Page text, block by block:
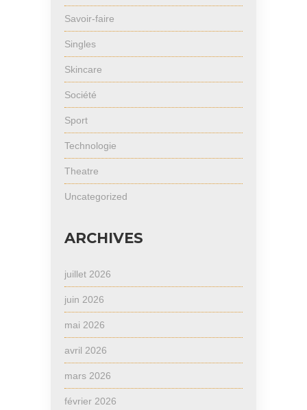
Savoir-faire
Singles
Skincare
Société
Sport
Technologie
Theatre
Uncategorized
ARCHIVES
juillet 2026
juin 2026
mai 2026
avril 2026
mars 2026
février 2026